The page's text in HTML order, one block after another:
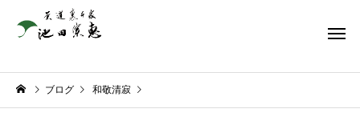
ブログ 和敬清寂